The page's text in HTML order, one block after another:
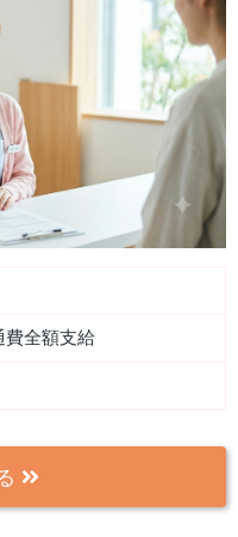
費全額支給